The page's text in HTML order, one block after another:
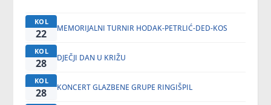
KOL
22 MEMORIJALNI TURNIR HODAK-PETRLIĆ-DED-KOS
KOL
28 DJEČJI DAN U KRIŽU
KOL
28 KONCERT GLAZBENE GRUPE RINGIŠPIL